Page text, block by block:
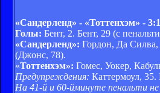
«Сандерленд» - «Тоттенхэм» - 3:1
Голы: Бент, 2. Бент, 29 (с
«Сандерленд»: Гордон, Да
(Джонс, 78).
«Тоттенхэм»: Гомес, Уокер,
Предупреждения: Каттермоул,
На 41-й и 60-йминуте пенальти